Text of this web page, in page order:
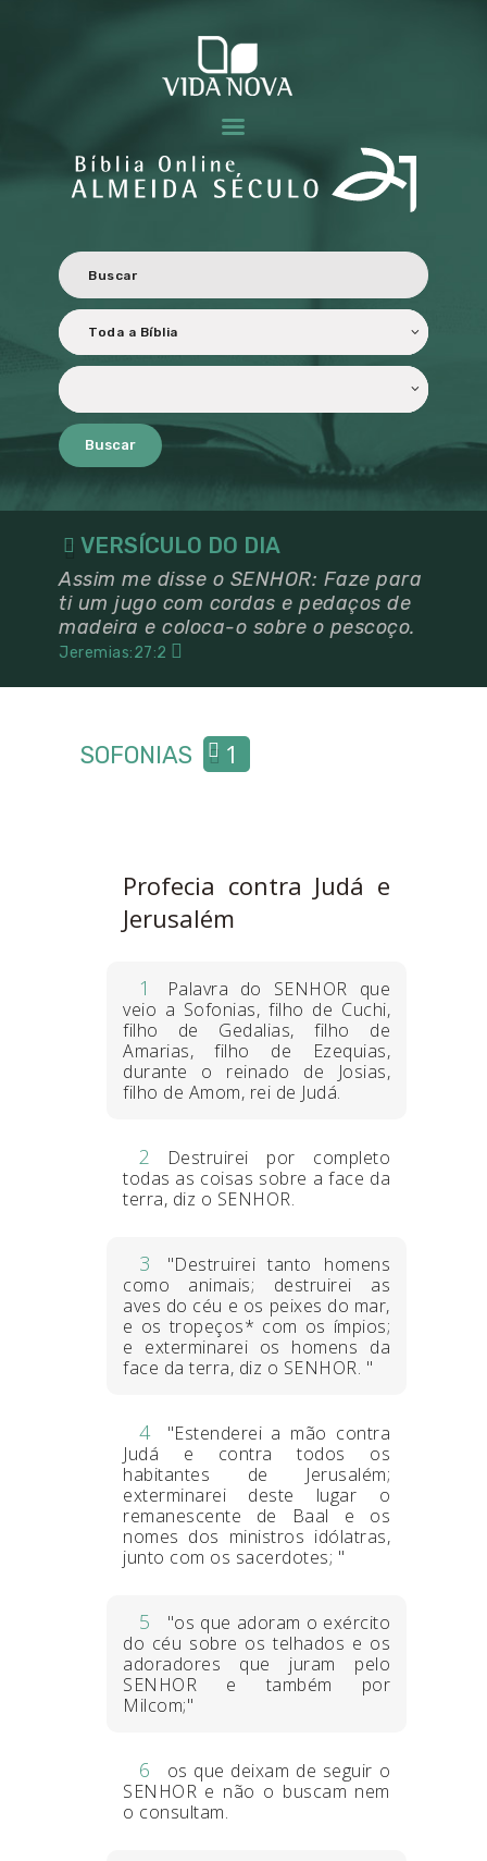
Buscar
VERSÍCULO DO DIA
Assim me disse o SENHOR: Faze para
ti um jugo com cordas e pedaços de
madeira e coloca-o sobre o pescoço.
Jeremias:27:2
BÍBLIA ALMEIDA SÉCULO 21
Revisada e atualizada ao Novo Acordo Ortográfico da Língua Portuguesa.
CARACTERÍSTICAS
TRADUÇÃO E
REVISÃO
LICENCIAMENTO
PARCEIROS
SOFONIAS 1
Profecia contra Judá e
Jerusalém
1
Palavra do SENHOR que
veio a Sofonias, filho de Cuchi,
filho de Gedalias, filho de
Amarias, filho de Ezequias,
durante o reinado de Josias,
filho de Amom, rei de Judá.
2
Destruirei por completo
todas as coisas sobre a face da
terra, diz o SENHOR.
3
"Destruirei tanto homens
como animais; destruirei as
aves do céu e os peixes do mar,
e os tropeços* com os ímpios;
e exterminarei os homens da
face da terra, diz o SENHOR. "
4
"Estenderei a mão contra
Judá e contra todos os
habitantes de Jerusalém;
exterminarei deste lugar o
remanescente de Baal e os
nomes dos ministros idólatras,
junto com os sacerdotes; "
5
"os que adoram o exército
do céu sobre os telhados e os
adoradores que juram pelo
SENHOR e também por
Milcom;"
6
os que deixam de seguir o
SENHOR e não o buscam nem
o consultam.